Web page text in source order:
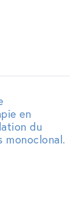
en
du
monoclonal.